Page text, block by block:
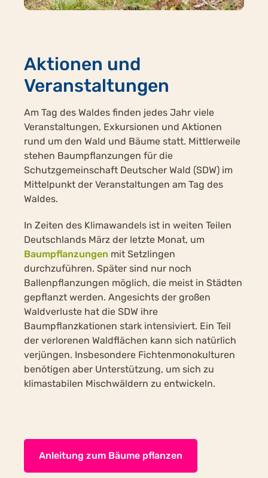
Aktionen und
Veranstaltungen
Am Tag des Waldes finden jedes Jahr viele
Veranstaltungen, Exkursionen und Aktionen
rund um den Wald und Bäume statt. Mittlerweile
stehen Baumpflanzungen für die
Schutzgemeinschaft Deutscher Wald (SDW) im
Mittelpunkt der Veranstaltungen am Tag des
Waldes.
In Zeiten des Klimawandels ist in weiten Teilen
Deutschlands März der letzte Monat, um
Baumpflanzungen mit Setzlingen
durchzuführen. Später sind nur noch
Ballenpflanzungen möglich, die meist in Städten
gepflanzt werden. Angesichts der großen
Waldverluste hat die SDW ihre
Baumpflanzkationen stark intensiviert. Ein Teil
der verlorenen Waldflächen kann sich natürlich
verjüngen. Insbesondere Fichtenmonokulturen
benötigen aber Unterstützung, um sich zu
klimastabilen Mischwäldern zu entwickeln.
Anleitung zum Bäume pflanzen